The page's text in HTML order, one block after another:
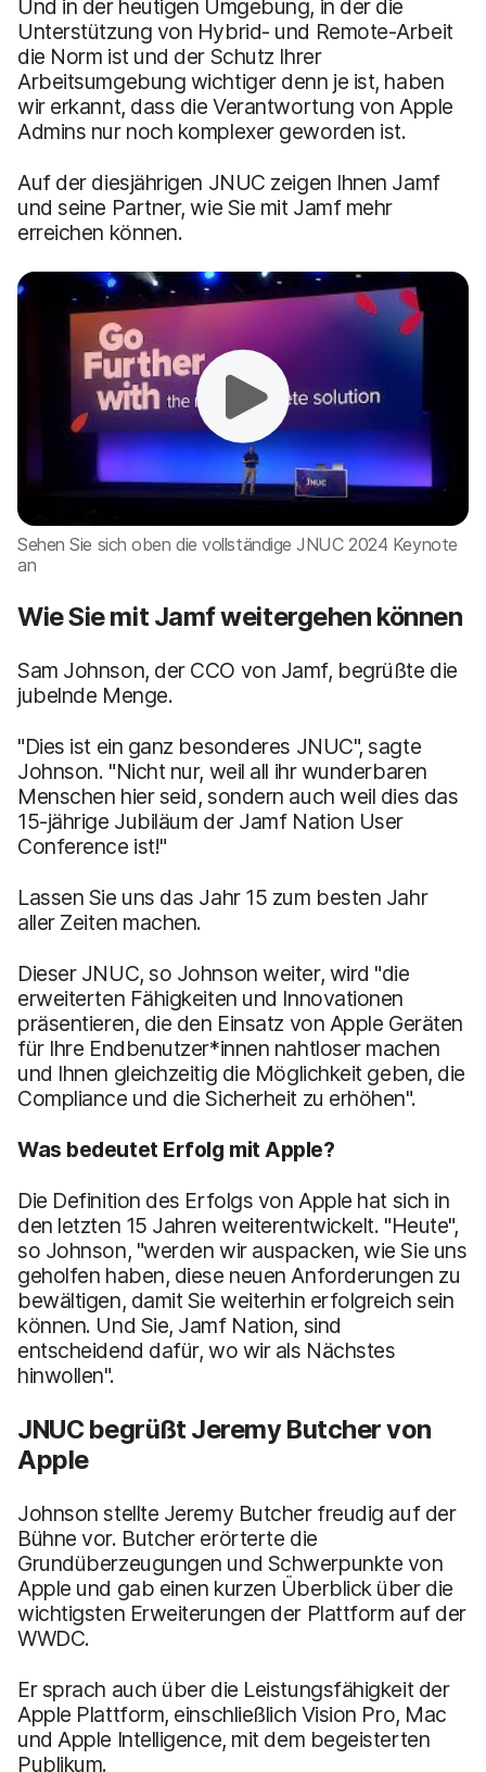
Und in der heutigen Umgebung, in der die
Unterstützung von Hybrid- und Remote-Arbeit
die Norm ist und der Schutz Ihrer
Arbeitsumgebung wichtiger denn je ist, haben
wir erkannt, dass die Verantwortung von Apple
Admins nur noch komplexer geworden ist.
Auf der diesjährigen JNUC zeigen Ihnen Jamf
und seine Partner, wie Sie mit Jamf mehr
erreichen können.
Sehen Sie sich oben die vollständige JNUC 2024 Keynote
an
Wie Sie mit Jamf weitergehen können
Sam Johnson, der CCO von Jamf, begrüßte die
jubelnde Menge.
"Dies ist ein ganz besonderes JNUC", sagte
Johnson. "Nicht nur, weil all ihr wunderbaren
Menschen hier seid, sondern auchweil dies das
15-jährige Jubiläum der Jamf Nation User
Conference ist!"
Lassen Sie uns das Jahr 15 zum besten Jahr
aller Zeiten machen.
Dieser JNUC, so Johnson weiter, wird "die
erweiterten Fähigkeiten und Innovationen
präsentieren, die den Einsatz von Apple Geräten
für Ihre Endbenutzer*innen nahtloser machen
und Ihnen gleichzeitig die Möglichkeit geben, die
Compliance und die Sicherheit zu erhöhen".
Was bedeutet Erfolg mit Apple?
Die Definition des Erfolgs von Apple hat sich in
den letzten 15 Jahren weiterentwickelt. "Heute",
so Johnson, "werden wir auspacken, wie Sie uns
geholfen haben, diese neuen Anforderungen zu
bewältigen, damit Sie weiterhin erfolgreich sein
können. Und Sie, Jamf Nation, sind
entscheidend dafür, wo wir als Nächstes
hinwollen".
JNUC begrüßt Jeremy Butcher von
Apple
Johnson stellte Jeremy Butcher freudig auf der
Bühne vor. Butcher erörterte die
Grundüberzeugungen und Schwerpunkte von
Apple und gab einen kurzen Überblick über die
wichtigsten Erweiterungen der Plattform auf der
WWDC.
Er sprach auch über die Leistungsfähigkeit der
Apple Plattform, einschließlich Vision Pro, Mac
und Apple Intelligence, mit dem begeisterten
Publikum.